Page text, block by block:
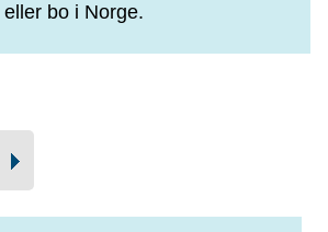
bo i Norge.